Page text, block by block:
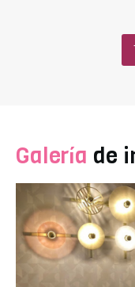
forma de pago,
última nómina y el
Financiación sin
plazos desde 3
6 meses hasta 60
PRIMERA
FINANCIACIÓN
Galería de